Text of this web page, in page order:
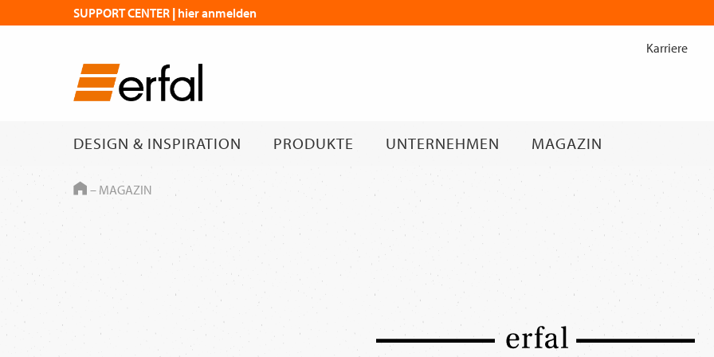
Inhalt
DESIGN & INSPIRATION PRODUKTE UNTERNEHMEN MAGAZIN
Karriere
SUPPORT CENTER | hier anmelden
HOME
– MAGAZIN